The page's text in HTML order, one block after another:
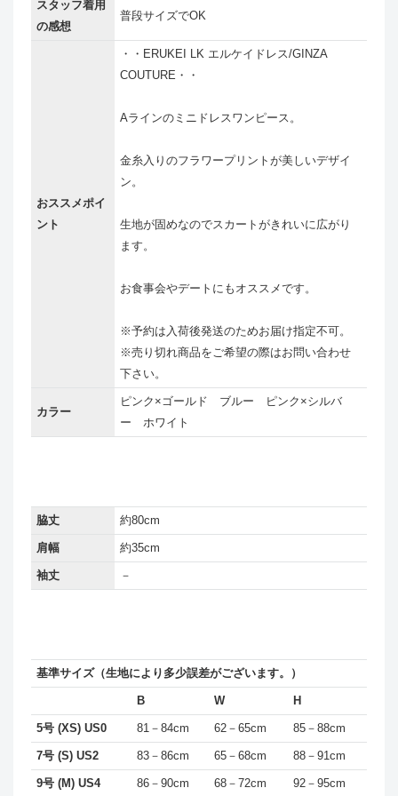
スタッフ着用
の感想
普段サイズでOK
おススメポイ
ント
・・ERUKEI LK エルケイドレス/GINZA
COUTURE・・
Aラインのミニドレスワンピース。
金糸入りのフラワープリントが美しいデザイ
ン。
生地が固めなのでスカートがきれいに広がり
ます。
お食事会やデートにもオススメです。
※予約は入荷後発送のためお届け指定不可。
※売り切れ商品をご希望の際はお問い合わせ
下さい。
カラー
ピンク×ゴールド ブルー ピンク×シルバ
ー ホワイト
脇丈 約80cm
肩幅 約35cm
袖丈 －
基準サイズ（生地により多少誤差がございます。）
B W H
5号 (XS) US0 81－84cm 62－65cm 85－88cm
7号 (S) US2 83－86cm 65－68cm 88－91cm
9号 (M) US4 86－90cm 68－72cm 92－95cm